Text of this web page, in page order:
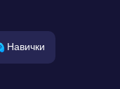
Навички